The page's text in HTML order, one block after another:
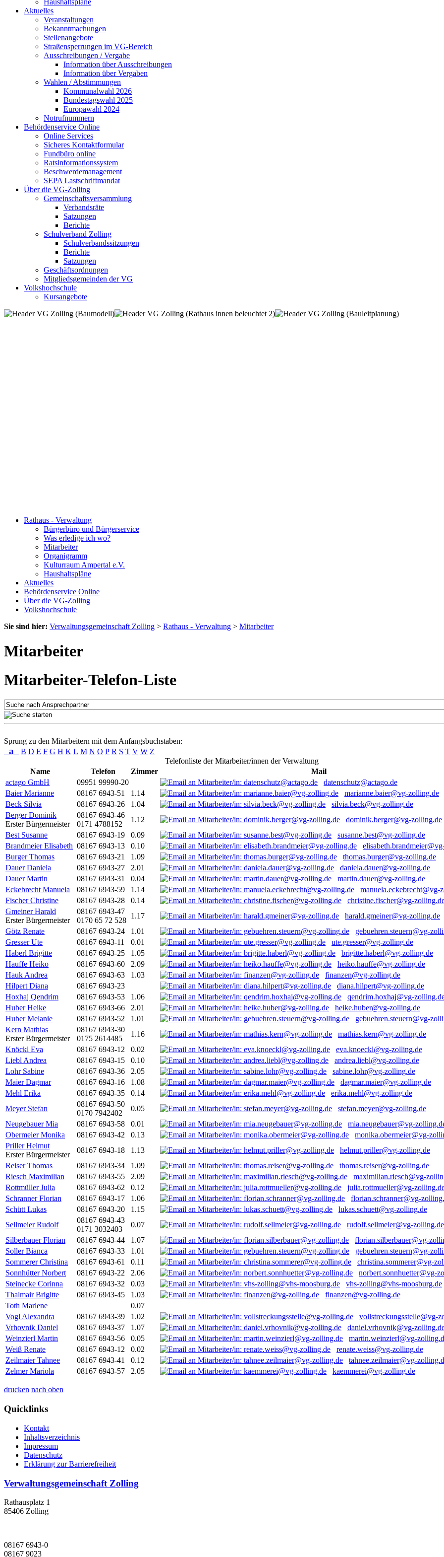
Haushaltspläne
Aktuelles
Veranstaltungen
Bekanntmachungen
Stellenangebote
Straßensperrungen im VG-Bereich
Ausschreibungen / Vergabe
Information über Ausschreibungen
Information über Vergaben
Wahlen / Abstimmungen
Kommunalwahl 2026
Bundestagswahl 2025
Europawahl 2024
Notrufnummern
Behördenservice Online
Online Services
Sicheres Kontaktformular
Fundbüro online
Ratsinformationssystem
Beschwerdemanagement
SEPA Lastschriftmandat
Über die VG-Zolling
Gemeinschaftsversammlung
Verbandsräte
Satzungen
Berichte
Schulverband Zolling
Schulverbandssitzungen
Berichte
Satzungen
Geschäftsordnungen
Mitgliedsgemeinden der VG
Volkshochschule
Kursangebote
Rathaus - Verwaltung
Bürgerbüro und Bürgerservice
Was erledige ich wo?
Mitarbeiter
Organigramm
Kulturraum Ampertal e.V.
Haushaltspläne
Aktuelles
Behördenservice Online
Über die VG-Zolling
Volkshochschule
Sie sind hier: Verwaltungsgemeinschaft Zolling > Rathaus - Verwaltung > Mitarbeiter
Mitarbeiter
Mitarbeiter-Telefon-Liste
Sprung zu den Mitarbeitern mit dem Anfangsbuchstaben:
a B D E F G H K L M N O P R S T V W Z
Telefonliste der Mitarbeiter/innen der Verwaltung
Name
Telefon Zimmer
Mail
actago GmbH
09951 99990-20
datenschutz@actago.de
Baier Marianne
08167 6943-51 1.14
marianne.baier@vg-zolling.de
Beck Silvia
08167 6943-26 1.04
silvia.beck@vg-zolling.de
Berger Dominik
Erster Bürgermeister
08167 6943-46
0171 4788152
1.12
dominik.berger@vg-zolling.de
Best Susanne
08167 6943-19 0.09
susanne.best@vg-zolling.de
Brandmeier Elisabeth 08167 6943-13 0.10
Burger Thomas
08167 6943-21 1.09
thomas.burger@vg-zolling.de
Dauer Daniela
08167 6943-27 2.01
daniela.dauer@vg-zolling.de
Dauer Martin
08167 6943-31 0.04
martin.dauer@vg-zolling.de
Eckebrecht Manuela
08167 6943-59 1.14
manuela.eckebrecht@vg-
Fischer Christine
08167 6943-28 0.14
christine.fischer@vg-
Gmeiner Harald
Erster Bürgermeister
08167 6943-47
0170 65 72 528
1.17
harald.gmeiner@vg-zolling.de
Götz Renate
08167 6943-24 1.01
gebuehren.steuern@vg-
Gresser Ute
08167 6943-11 0.01
ute.gresser@vg-zolling.de
Haberl Brigitte
08167 6943-25 1.05
brigitte.haberl@vg-zolling.de
Hauffe Heiko
08167 6943-60 2.09
heiko.hauffe@vg-zolling.de
Hauk Andrea
08167 6943-63 1.03
finanzen@vg-zolling.de
Hilpert Diana
08167 6943-23
diana.hilpert@vg-zolling.de
Hoxhaj Qendrim
08167 6943-53 1.06
qendrim.hoxhaj@vg-
Huber Heike
08167 6943-66 2.01
heike.huber@vg-zolling.de
Huber Melanie
08167 6943-52 1.01
gebuehren.steuern@vg-
Kern Mathias
Erster Bürgermeister
08167 6943-30
0175 2614485
1.16
mathias.kern@vg-zolling.de
Knöckl Eva
08167 6943-12 0.02
eva.knoeckl@vg-zolling.de
Liebl Andrea
08167 6943-15 0.10
andrea.liebl@vg-zolling.de
Lohr Sabine
08167 6943-36 2.05
sabine.lohr@vg-zolling.de
Maier Dagmar
08167 6943-16 1.08
dagmar.maier@vg-zolling.de
Mehl Erika
08167 6943-35 0.14
erika.mehl@vg-zolling.de
Meyer Stefan
08167 6943-50
0170 7942402
0.05
stefan.meyer@vg-zolling.de
Neugebauer Mia
08167 6943-58 0.01
mia.neugebauer@vg-
Obermeier Monika
08167 6943-42 0.13
monika.obermeier@vg-
Priller Helmut
Erster Bürgermeister
08167 6943-18 1.13
helmut.priller@vg-zolling.de
Reiser Thomas
08167 6943-34 1.09
thomas.reiser@vg-zolling.de
Riesch Maximilian
08167 6943-55 2.09
maximilian.riesch@vg-
Rottmüller Julia
08167 6943-62 0.12
julia.rottmueller@vg-
Schranner Florian
08167 6943-17 1.06
florian.schranner@vg-
Schütt Lukas
08167 6943-20 1.15
lukas.schuett@vg-zolling.de
Sellmeier Rudolf
08167 6943-43
0171 3032403
0.07
rudolf.sellmeier@vg-zolling.de
Silberbauer Florian
08167 6943-44 1.07
florian.silberbauer@vg-
Soller Bianca
08167 6943-33 1.01
gebuehren.steuern@vg-
Sommerer Christina
08167 6943-61 0.11
christina.sommerer@vg-
Sonnhütter Norbert
08167 6943-22 2.06
norbert.sonnhuetter@vg-
Steinecke Corinna
08167 6943-32 0.03
vhs-zolling@vhs-moosburg.de
Thalmair Brigitte
08167 6943-45 1.03
finanzen@vg-zolling.de
Toth Marlene
0.07
Vogl Alexandra
08167 6943-39 1.02
vollstreckungsstelle@vg-
Vrhovnik Daniel
08167 6943-37 1.07
daniel.vrhovnik@vg-
Weinzierl Martin
08167 6943-56 0.05
martin.weinzierl@vg-
Weiß Renate
08167 6943-12 0.02
renate.weiss@vg-zolling.de
Zeilmaier Tahnee
08167 6943-41 0.12
tahnee.zeilmaier@vg-
Zelmer Mariola
08167 6943-57 2.05 kaemmerei@vg-zolling.de
drucken nach oben
Quicklinks
Kontakt
Inhaltsverzeichnis
Impressum
Datenschutz
Erklärung zur Barrierefreiheit
Verwaltungsgemeinschaft Zolling
Rathausplatz 1
85406 Zolling
08167 6943-0
08167 9023